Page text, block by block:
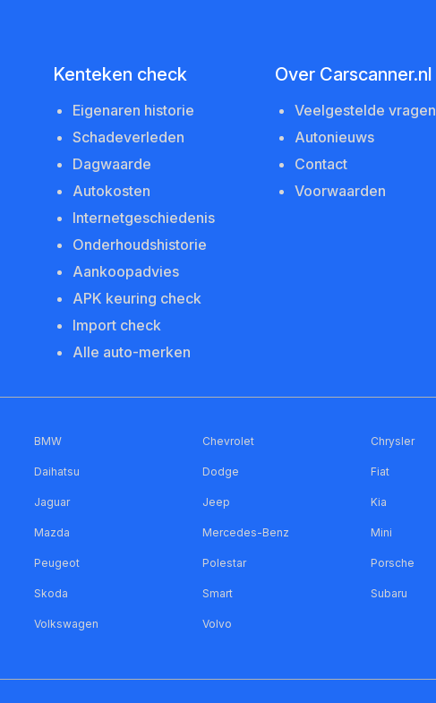
Kenteken check
Eigenaren historie
Schadeverleden
Dagwaarde
Autokosten
Internetgeschiedenis
Onderhoudshistorie
Aankoopadvies
APK keuring check
Import check
Alle auto-merken
Over Carscanner.nl
Veelgestelde vragen
Autonieuws
Contact
Voorwaarden
BMW Chevrolet Chrysler
Daihatsu Dodge Fiat
Jaguar Jeep Kia
Mazda Mercedes-Benz Mini
Peugeot Polestar Porsche
Skoda Smart Subaru
Volkswagen Volvo